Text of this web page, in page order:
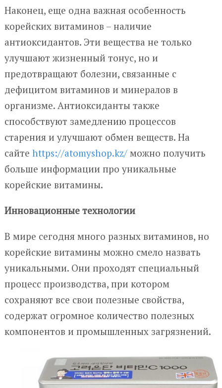
Наконец, еще одна важная особенность
корейских витаминов – наличие
антиоксидантов. Эти вещества не только
улучшают жизненный тонус, но и
предотвращают болезни, связанные с
дефицитом витаминов и минералов в
организме. Антиоксиданты также
способствуют замедлению процессов
старения и улучшают обмен веществ. На
сайте https://atomyshop.kz/можно получить
больше информации про уникальные
корейские витамины.
Инновационные технологии
В мире сегодня много разных витаминов, но
корейские витамины можно смело назвать
уникальными. Они проходят специальный
процесс производства, при котором
сохраняют все свои полезные свойства,
содержат огромное количество полезных
компонентов и промышленных загрязнений.